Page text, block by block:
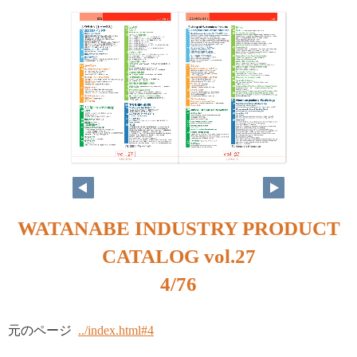
WATANABE INDUSTRY PRODUCT
CATALOG vol.27
4/76
元のページ ../index.html#4